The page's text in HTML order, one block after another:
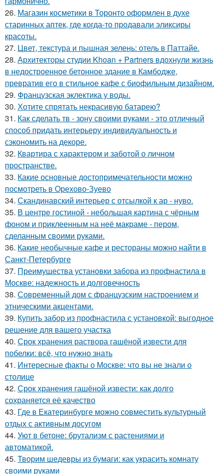
26. Магазин косметики в Торонто оформлен в духе
старинных аптек, где когда-то продавали эликсиры
красоты.
27. Цвет, текстура и пышная зелень: отель в Паттайе.
28. Архитекторы студии Khoan + Partners вдохнули жизнь
в недостроенное бетонное здание в Камбодже,
превратив его в стильное кафе с биофильным дизайном.
29. Французская эклектика у воды.
30. Хотите спрятать некрасивую батарею?
31. Как сделать тв - зону своими руками - это отличный
способ придать интерьеру индивидуальность и
сэкономить на декоре.
32. Квартира с характером и заботой о личном
пространстве.
33. Какие основные достопримечательности можно
посмотреть в Орехово-Зуево
34. Скандинавский интерьер с отсылкой к ар - нуво.
35. В центре гостиной - небольшая картина с чёрным
фоном и приклеенным на неё макраме - пером,
сделанным своими руками.
36. Какие необычные кафе и рестораны можно найти в
Санкт-Петербурге
37. Преимущества установки забора из профнастила в
Москве: надежность и долговечность
38. Современный дом с французским настроением и
этническими акцентами.
39. Купить забор из профнастила с установкой: выгодное
решение для вашего участка
40. Срок хранения раствора гашёной извести для
побелки: всё, что нужно знать
41. Интересные факты о Москве: что вы не знали о
столице
42. Срок хранения гашёной извести: как долго
сохраняется её качество
43. Где в Екатеринбурге можно совместить культурный
отдых с активным досугом
44. Уют в бетоне: брутализм с растениями и
автоматикой.
45. Творим шедевры из бумаги: как украсить комнату
своими руками